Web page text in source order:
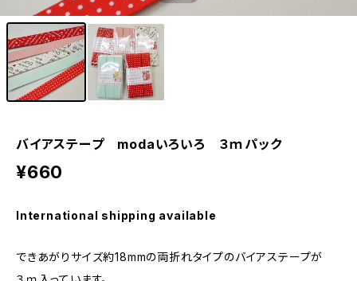
バイアステープ modaいろいろ ３ｍパック
¥660
International shipping available
できあがりサイズ約18mmの両折れタイプのバイアステープが